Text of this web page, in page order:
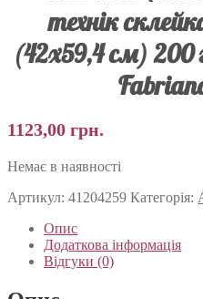
технік
(42х59,4 см) 200
1123,00 грн.
Немає в наявності
Артикул: 41204259 Категорія:
Опис
Додаткова інформація
Відгуки (0)